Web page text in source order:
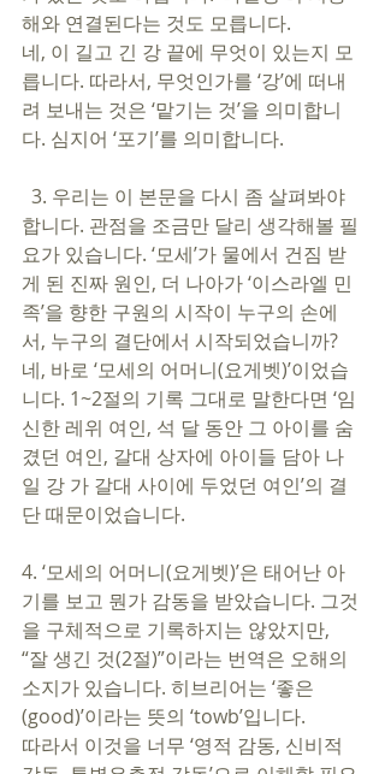
해와 연결된다는 것도 모릅니다.
네, 이 길고 긴 강 끝에 무엇이 있는지 모
릅니다. 따라서, 무엇인가를 ‘강’에 떠내
려 보내는 것은 ‘맡기는 것’을 의미합니
다. 심지어 ‘포기’를 의미합니다.
합니다. 관점을 조금만 달리 생각해볼 필
요가 있습니다. ‘모세’가 물에서 건짐 받
게 된 진짜 원인, 더 나아가 ‘이스라엘 민
족’을 향한 구원의 시작이 누구의 손에
서, 누구의 결단에서 시작되었습니까?
네, 바로 ‘모세의 어머니(요게벳)’이었습
니다. 1~2절의 기록 그대로 말한다면 ‘임
신한 레위 여인, 석 달 동안 그 아이를 숨
겼던 여인, 갈대 상자에 아이들 담아 나
일 강 가 갈대 사이에 두었던 여인’의 결
단 때문이었습니다.
4. ‘모세의 어머니(요게벳)’은 태어난 아
기를 보고 뭔가 감동을 받았습니다. 그것
을 구체적으로 기록하지는 않았지만,
“잘 생긴 것(2절)”이라는 번역은 오해의
소지가 있습니다. 히브리어는 ‘좋은
(good)’이라는 뜻의 ‘towb’입니다.
따라서 이것을 너무 ‘영적 감동, 신비적